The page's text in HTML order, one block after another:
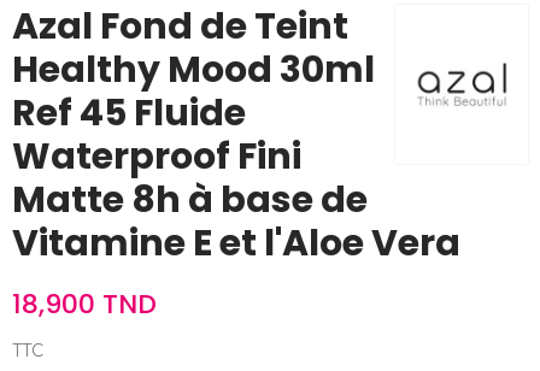
Azal Fond de Teint
Healthy Mood 30ml
Ref 45 Fluide
Waterproof Fini
Matte 8h à base de
Vitamine E et l'Aloe Vera
18,900 TND
TTC